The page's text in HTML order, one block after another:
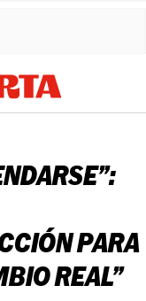
PARA
REAL”